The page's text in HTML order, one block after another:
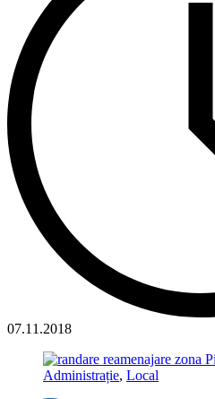
07.11.2018
Administrație, Local